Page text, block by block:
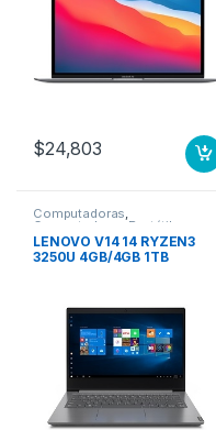
Tecnología True Tone,
Tecnología conmutación
en el mismo plano (In-
plane Switching, IPS) –
15Hor 8N GPU 7N 256 GB
SSD GRIS ESPACIAL
$24,803
Computadoras,
Computadoras Portátiles
LENOVO V14 14 RYZEN3
3250U 4GB/4GB 1TB